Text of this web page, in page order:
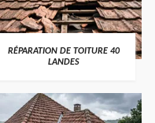
RÉPARATION DE TOITURE 40
LANDES